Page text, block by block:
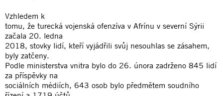
Vzhledem k
tomu, že turecká vojenská ofenzíva v Afrínu v severní Sýrii
začala 20. ledna
2018, stovky lidí, kteří vyjádřili svůj nesouhlas se zásahem,
byly zatčeny.
Podle ministerstva vnitra bylo do 26. února zadrženo 845 lidí
za příspěvky na
sociálních médiích, 643 osob bylo předmětem soudního